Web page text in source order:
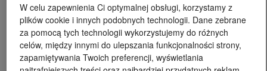
W celu zapewnienia Ci optymalnej obsługi, korzystamy z
plików cookie i innych podobnych technologii. Dane zebrane
za pomocą tych technologii wykorzystujemy do różnych
celów, między innymi do ulepszania funkcjonalności strony,
zapamiętywania Twoich preferencji, wyświetlania